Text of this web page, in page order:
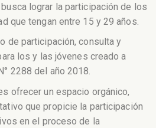
lograr la participación de los
que tengan entre 15 y 29 años.
de participación, consulta y
los y las jóvenes creado a
2288 del año 2018.
ofrecer un espacio orgánico,
que propicie la participación
en el proceso de la